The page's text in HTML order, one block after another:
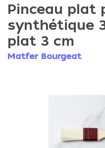
Pinceau plat
synthétique
plat 3 cm
Matfer Bourgeat